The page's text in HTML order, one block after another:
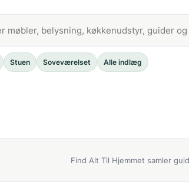
Stuen Soveværelset Alle indlæg
Find Alt Til Hjemmet samler